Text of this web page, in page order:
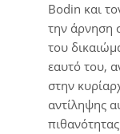
Bodin και
την άρνηση
του
εαυτό του,
στην
αντίληψης